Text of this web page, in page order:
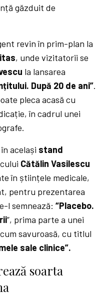
găzduit de
revin în prim-plan la
, unde vizitatorii se
la lansarea
După 20 de ani”.
pleca acasă cu
în cadrul unei
în același stand
Cătălin Vasilescu
în științele medicale,
pentru prezentarea
l semnează:“Placebo.
”, prima parte a unei
savuroasă, cu titlul
sale clinice”.
soarta